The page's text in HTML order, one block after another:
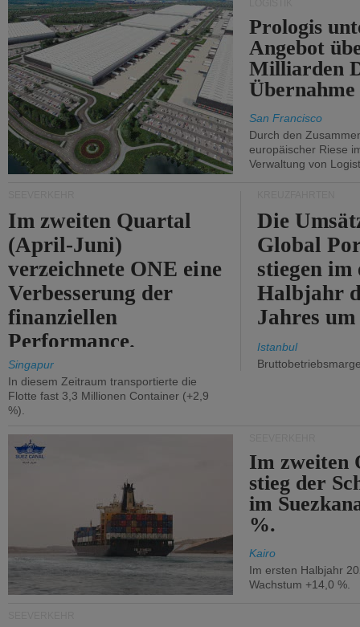
von Hormuz.
Prologis
Angebot
Milliarden
Übernahme
San Francisco
Durch den
europäischer Riese
Verwaltung von
Im zweiten Quartal
(April-Juni)
verzeichnete ONE eine
Verbesserung der
finanziellen
Performance.
Singapur
In diesem Zeitraum transportierte die
Flotte fast 3,3 Millionen Container (+2,9
%).
Die
Global
stiegen im
Halbjahr
Jahres
Istanbul
Im zweiten
stieg der
im
%.
Kairo
Im ersten Halbjahr
Wachstum +14,0 %.